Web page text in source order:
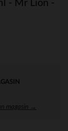
- Mr Lion -
magasin →